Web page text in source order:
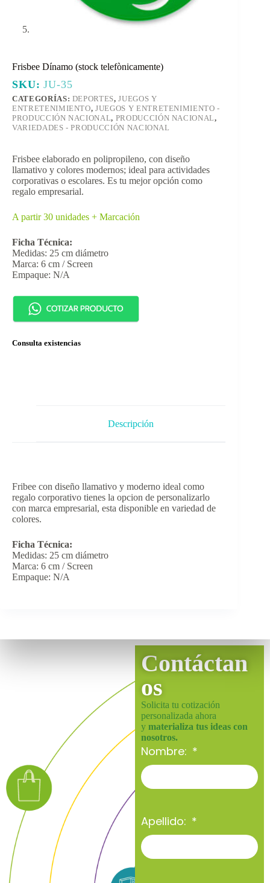
Frisbee Dínamo (stock telefònicamente)
SKU:JU-35
CATEGORÍAS: DEPORTES,JUEGOS Y
ENTRETENIMIENTO,JUEGOS Y ENTRETENIMIENTO -
PRODUCCIÓN NACIONAL, PRODUCCIÓN NACIONAL,
VARIEDADES - PRODUCCIÓN NACIONAL
Frisbee elaborado en polipropileno, con diseño
llamativo y colores modernos; ideal para actividades
corporativas o escolares. Es tu mejor opción como
regalo empresarial.
A partir 30 unidades + Marcación
Ficha Técnica:
Medidas: 25 cm diámetro
Marca: 6 cm / Screen
Empaque: N/A
Consulta existencias
Descripción
Fribee con diseño llamativo y moderno ideal como
regalo corporativo tienes la opcion de personalizarlo
con marca empresarial, esta disponible en variedad de
colores.
Ficha Técnica:
Medidas: 25 cm diámetro
Marca: 6 cm / Screen
Empaque: N/A
Contáctan
os
Solicita tu cotización
personalizada ahora
y materializa tus ideas con
nosotros.
Nombre:
Apellido: